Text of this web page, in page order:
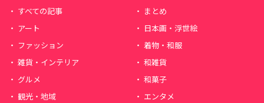
すべての記事
まとめ
アート
日本画・浮世絵
ファッション
着物・和服
雑貨・インテリア
和雑貨
グルメ
和菓子
観光・地域
エンタメ